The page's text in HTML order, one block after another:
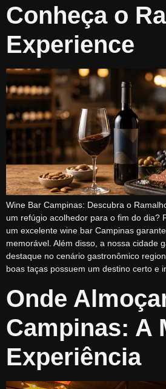
Conheça o
Experience
Wine Bar Campinas: Descubra o
um refúgio acolhedor para o fim do dia?
um excelente wine bar Campinas
memorável. Além disso, a nossa cidade
destaque no cenário gastronômico
boas taças possuem um destino certo e
Onde
Campinas: A
Experiência